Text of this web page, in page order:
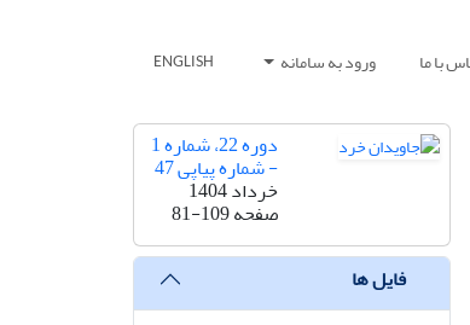
با ما ورود به سامانه ENGLISH
دوره 22، شماره 1
- شماره پیاپی 47
خرداد 1404
صفحه81-109
فایل ها